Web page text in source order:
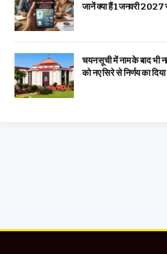
जानें क्या हैं 1 जनवरी 2027
चयन सूची में नाम के बाद भी
को नए सिरे से निर्णय का दिया